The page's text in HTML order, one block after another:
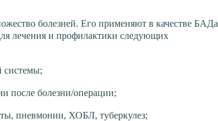
болезней. Его применяют в качестве БАДа
лечения и профилактики следующих
системы;
после болезни/операции;
пневмонии, ХОБЛ, туберкулез;